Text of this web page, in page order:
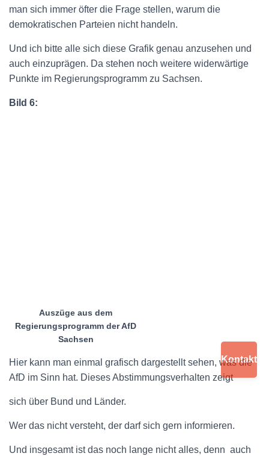
man sich immer öfter die Frage stellen, warum die
demokratischen Parteien nicht handeln.
Und ich bitte alle sich diese Grafik genau anzusehen und
auch einzuprägen. Da stehen noch weitere widerwärtige
Punkte im Regierungsprogramm zu Sachsen.
Bild 6:
Auszüge aus dem
Regierungsprogramm der AfD
Sachsen
Hier kann man einmal grafisch dargestellt sehen, was die
AfD im Sinn hat. Dieses Abstimmungsverhalten zeigt
sich über Bund und Länder.
Wer das nicht versteht, der darf sich gern informieren.
Und insgesamt ist das noch lange nicht alles, denn auch
Kontakt